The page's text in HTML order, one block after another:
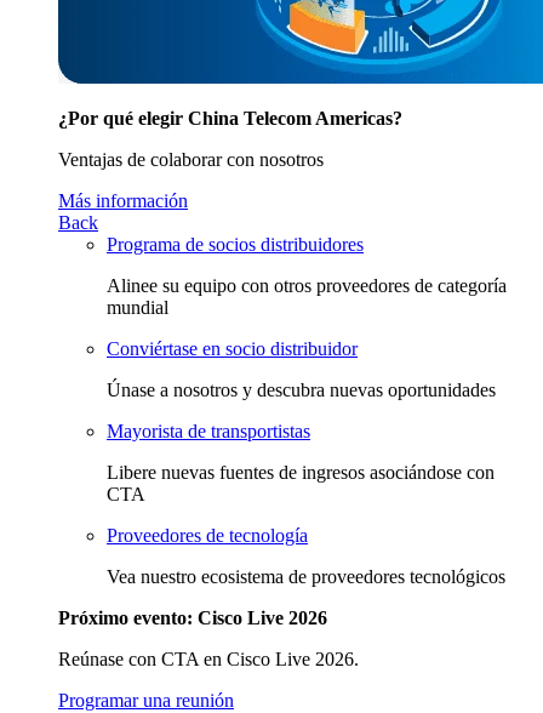
¿Por qué elegir China Telecom Americas?
Ventajas de colaborar con nosotros
Más información
Back
Programa de socios distribuidores
Alinee su equipo con otros proveedores de categoría
mundial
Conviértase en socio distribuidor
Únase a nosotros y descubra nuevas oportunidades
Mayorista de transportistas
Libere nuevas fuentes de ingresos asociándose con
CTA
Proveedores de tecnología
Vea nuestro ecosistema de proveedores tecnológicos
Próximo evento: Cisco Live 2026
Reúnase con CTA en Cisco Live 2026.
Programar una reunión